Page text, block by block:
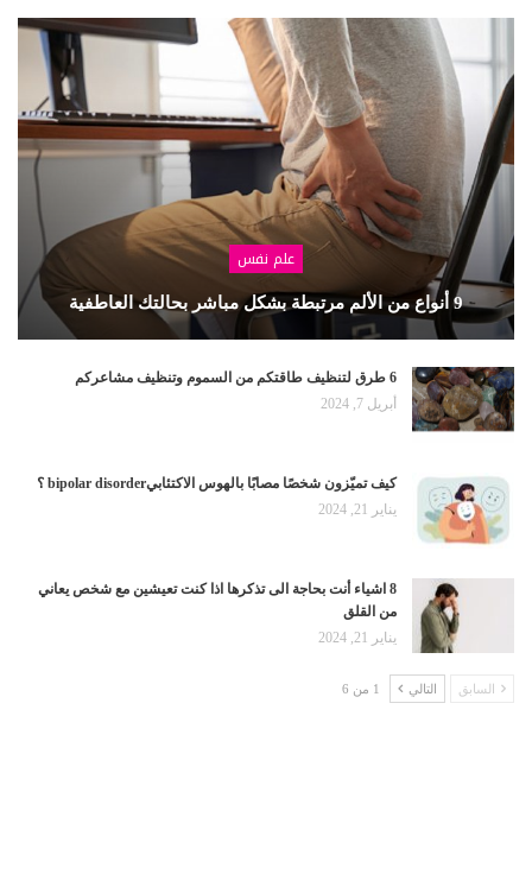
علم نفس
9 أنواع من الألم مرتبطة بشكل مباشر بحالتك العاطفية
6 طرق لتنظيف طاقتكم من السموم وتنظيف مشاعركم
أبريل 7, 2024
كيف تميّزون شخصًا مصابًا بالهوس الاكتئابيbipolar disorder ؟
يناير 21, 2024
8 اشياء أنت بحاجة الى تذكرها اذا كنت تعيشين مع شخص يعاني
من القلق
يناير 21, 2024
السابق التالي 1 من 6